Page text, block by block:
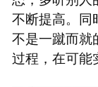
不断提高。同
不是一蹴而就
过程，在可能